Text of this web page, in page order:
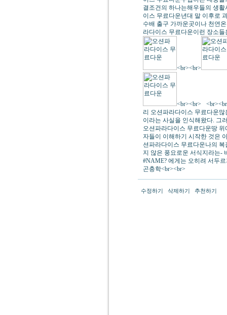
결조건의 하나는해우들의 생
이스 무료다운년대 말 이후로
수배 출구 가까운곳이나 천연
라다이스 무료다운이런 장소
<br><br>
<br><br>
리 오션파라다이스 무료다운
이라는 사실을 인식해왔다. 그
오션파라다이스 무료다운땅
자들이 이해하기 시작한 것은
션파라다이스 무료다운나의
지 않은 풍요로운 서식지라는-
#NAME? 에게는 오히려 서두
곤충학<br><br>
수정하기 삭제하기 추천하기